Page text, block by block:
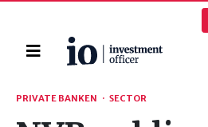
Home
Zoeken
PRIVATE BANKEN · SECTOR